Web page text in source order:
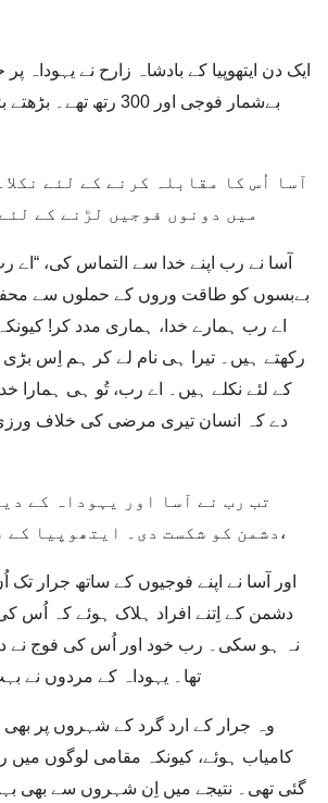
بےشمار فوجی اور 300
میں دونوں فوجیں لڑنے کے
بےبسوں کو طاقت وروں کے حملوں سے
اے رب ہمارے خدا، ہماری مدد کر!
رکھتے ہیں۔ تیرا ہی نام لے کر ہم اِس بڑی
کے لئے نکلے ہیں۔ اے رب، تُو ہی ہمارا
دے کہ انسان تیری مرضی کی خلاف
دشمن کو شکست دی۔ ایتھوپیا کے فوجی فرار ہوئے،
دشمن کے اِتنے افراد ہلاک ہوئے کہ اُس
نہ ہو سکی۔ رب خود اور اُس کی فوج نے
تھا۔ یہوداہ کے مردوں نے
کامیاب ہوئے، کیونکہ مقامی لوگوں
گئی تھی۔ نتیجے میں اِن شہروں سے بھی